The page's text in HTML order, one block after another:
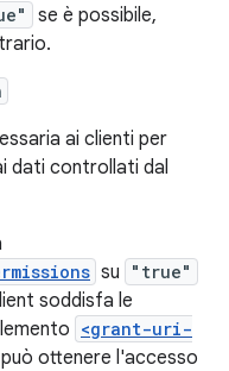
se è possibile,
ai clienti per
dati controllati dal
su "true"
soddisfa le
<grant-uri-
ottenere l'accesso